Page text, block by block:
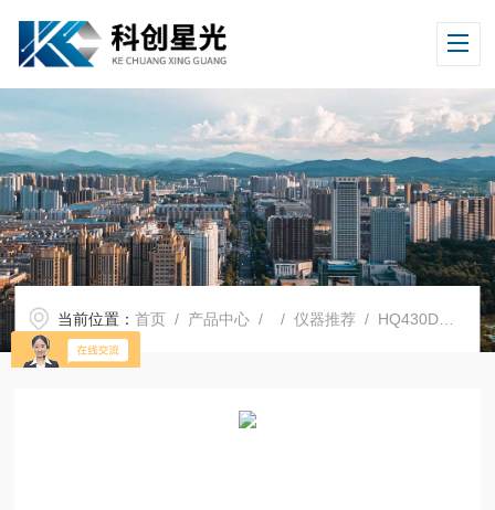
当前位置：首页 / 产品中心 / /仪器推荐 / HQ430D台式数字化多参数分析仪